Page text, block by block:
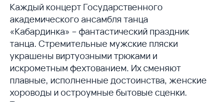
Каждый концерт Государственного
академического ансамбля танца
«Кабардинка» – фантастический праздник
танца. Стремительные мужские пляски
украшены виртуозными трюками и
искрометным фехтованием. Их сменяют
плавные, исполненные достоинства, женские
хороводы и остроумные бытовые сценки.